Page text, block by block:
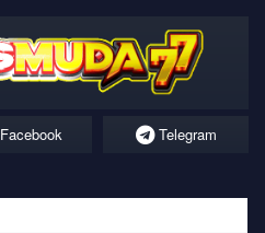
Facebook Telegram